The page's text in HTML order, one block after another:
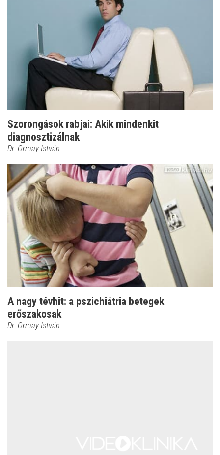
Szorongások rabjai: Akik mindenkit
diagnosztizálnak
Dr. Ormay István
A nagy tévhit: a pszichiátria betegek
erőszakosak
Dr. Ormay István